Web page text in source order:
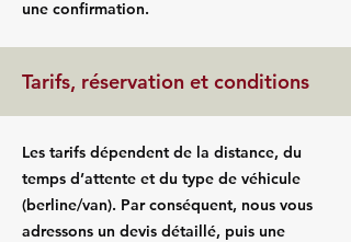
une confirmation.
Tarifs, réservation et conditions
Les tarifs dépendent de la distance, du
temps d’attente et du type de véhicule
(berline/van). Par conséquent, nous vous
adressons un devis détaillé, puis une